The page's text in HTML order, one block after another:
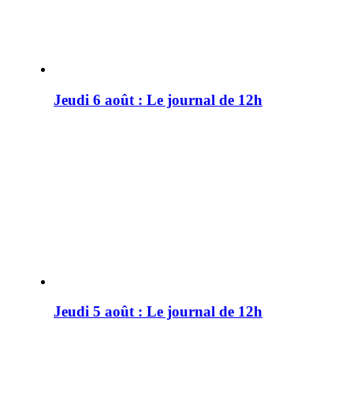
Jeudi 6 août : Le journal de 12h
Jeudi 5 août : Le journal de 12h